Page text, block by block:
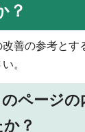
？
善の参考とす
。
ページの
？